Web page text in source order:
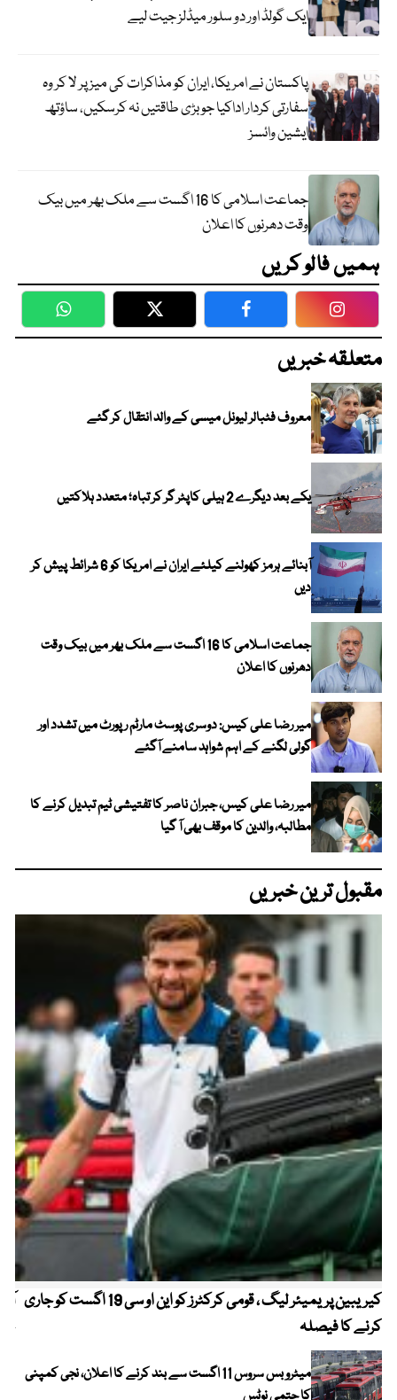
ایک گولڈ اور دو سلور میڈلز جیت لیے
پاکستان نے امریکا، ایران کو مذاکرات کی میز پر لا کر وہ
سفارتی کردار اداکیا جو بڑی طاقتیں نہ کرسکیں، ساؤتھ
ایشین وائسز
جماعت اسلامی کا 16 اگست سے ملک بھر میں بیک
وقت دھرنوں کا اعلان
ہمیں فالو کریں
WhatsApp Twitter Facebook
متعلقہ خبریں
معروف فٹبالر لیونل میسی کے والد انتقال کر گئے
یکے بعد دیگرے 2 ہیلی کاپٹر گر کر تباہ؛ متعدد ہلاکتیں
آبنائے ہرمز کھولنے کیلئے ایران نے امریکا کو 6 شرائط پیش کر
دیں
جماعت اسلامی کا 16 اگست سے ملک بھر میں بیک وقت
دھرنوں کا اعلان
میر رضا علی کیس: دوسری پوسٹ مارٹم رپورٹ میں تشدد اور
گولی لگنے کے اہم شواہد سامنے آگئے
میر رضا علی کیس، جبران ناصر کا تفتیشی ٹیم تبدیل کرنے کا
مطالبہ، والدین کا موقف بھی آ گیا
مقبول ترین خبریں
کیریبین پریمیئر لیگ ، قومی کرکٹرز کو این او سی 19 اگست کو جاری
کرنے کا فیصلہ
میٹرو بس سروس 11 اگست سے بند کرنے کا اعلان، نجی کمپنی